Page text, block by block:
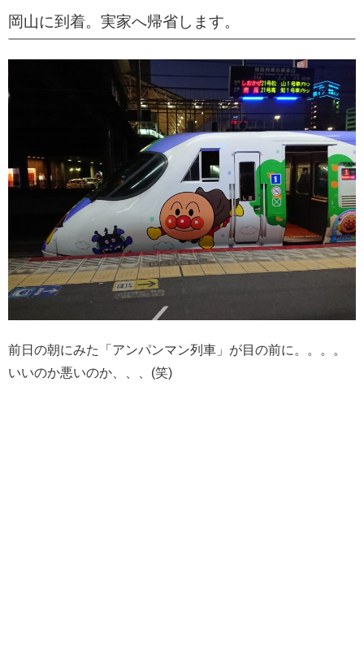
岡山に到着。実家へ帰省します。
前日の朝にみた「アンパンマン列車」が目の前に。。。。
いいのか悪いのか、、、(笑)